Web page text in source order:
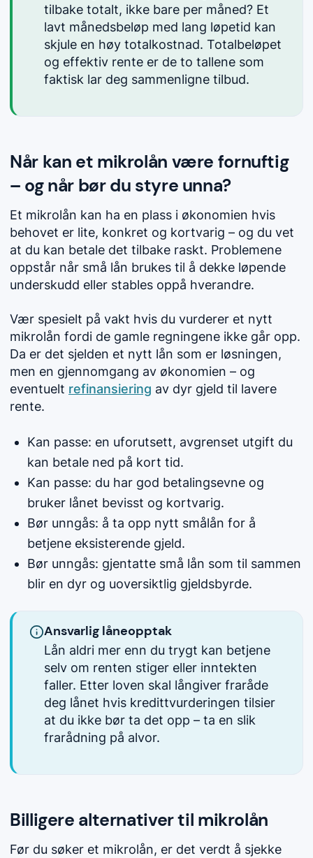
tilbake totalt, ikke bare per måned? Et
lavt månedsbeløp med lang løpetid kan
skjule en høy totalkostnad. Totalbeløpet
og effektiv rente er de to tallene som
faktisk lar deg sammenligne tilbud.
Når kan et mikrolån være fornuftig
– og når bør du styre unna?
Et mikrolån kan ha en plass i økonomien hvis
behovet er lite, konkret og kortvarig – og du vet
at du kan betale det tilbake raskt. Problemene
oppstår når små lån brukes til å dekke løpende
underskudd eller stables oppå hverandre.
Vær spesielt på vakt hvis du vurderer et nytt
mikrolån fordi de gamle regningene ikke går opp.
Da er det sjelden et nytt lån som er løsningen,
men en gjennomgang av økonomien – og
eventuelt refinansiering av dyr gjeld til lavere
rente.
Kan passe: en uforutsett, avgrenset utgift du
kan betale ned på kort tid.
Kan passe: du har god betalingsevne og
bruker lånet bevisst og kortvarig.
Bør unngås: å ta opp nytt smålån for å
betjene eksisterende gjeld.
Bør unngås: gjentatte små lån som til sammen
blir en dyr og uoversiktlig gjeldsbyrde.
Ansvarlig låneopptak
Lån aldri mer enn du trygt kan betjene
selv om renten stiger eller inntekten
faller. Etter loven skal långiver fraråde
deg lånet hvis kredittvurderingen tilsier
at du ikke bør ta det opp – ta en slik
frarådning på alvor.
Billigere alternativer til mikrolån
Før du søker et mikrolån, er det verdt å sjekke